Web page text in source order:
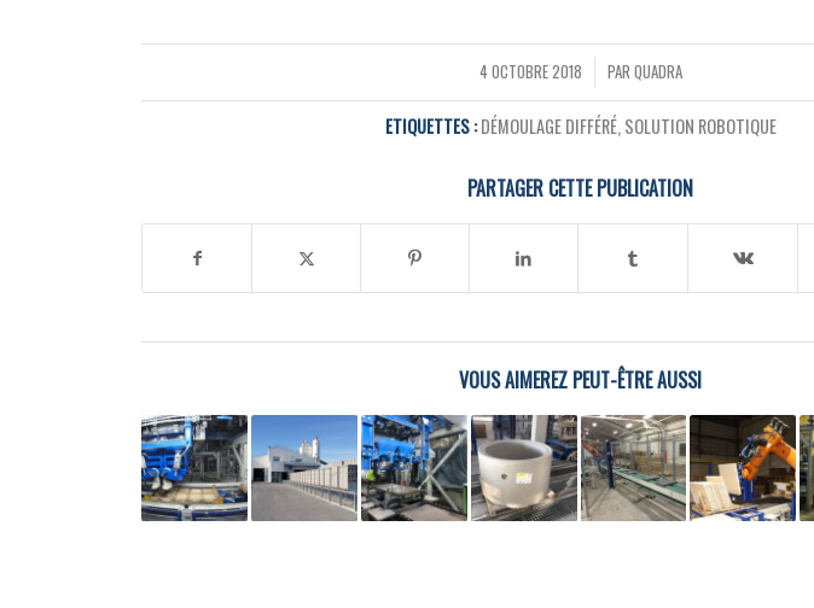
4 OCTOBRE 2018
/ PAR QUADRA
ETIQUETTES : DÉMOULAGE DIFFÉRÉ, SOLUTION ROBOTIQUE
PARTAGER CETTE PUBLICATION
VOUS AIMEREZ PEUT-ÊTRE AUSSI